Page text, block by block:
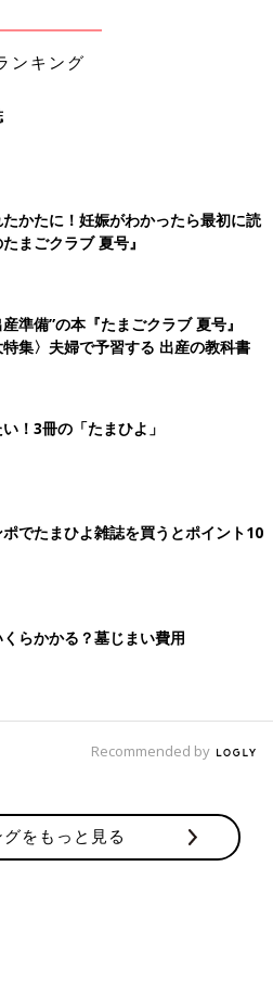
ンキング
かたに！妊娠がわかったら最初に読
まごクラブ 夏号』
準備”の本『たまごクラブ 夏号』
特集〉夫婦で予習する 出産の教科書
！3冊の「たまひよ」
でたまひよ雑誌を買うとポイント10
らかかる？墓じまい費用
Recommended by
をもっと見る